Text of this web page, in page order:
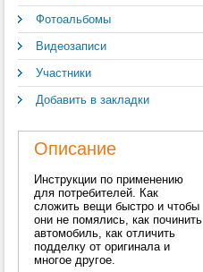
Фотоальбомы
Видеозаписи
Участники
Добавить в закладки
Описание
Инструкции по применению
для потребителей. Как
сложить вещи быстро и чтобы
они не помялись, как починить
автомобиль, как отличить
подделку от оригинала и
многое другое.